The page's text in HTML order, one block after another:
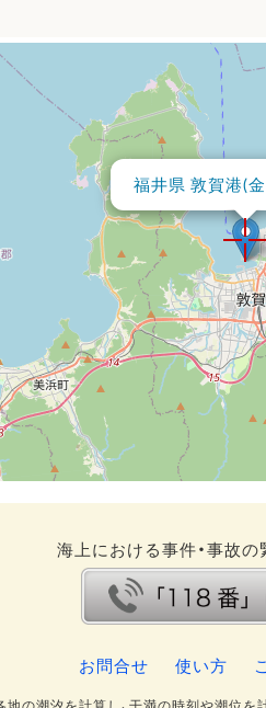
福井県 敦賀港(
海上における事件・事故の
お問合せ 使い方